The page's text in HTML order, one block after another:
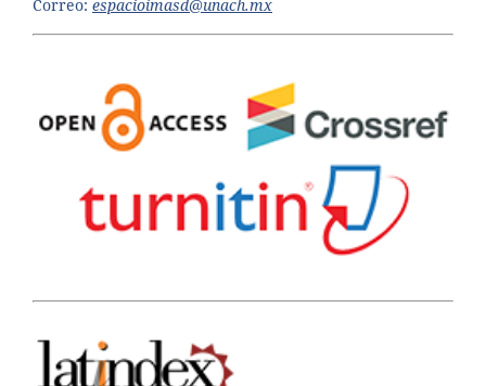
Correo: espacioimasd@unach.mx